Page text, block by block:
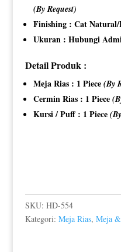
(By Request)
Finishing : Cat
Ukuran : Hubungi
Detail Produk :
Meja Rias : 1 Piece (By
Cermin Rias : 1 Piece
Kursi / Puff : 1 Piece
SKU: HD-554
Kategori: Meja Rias, Meja